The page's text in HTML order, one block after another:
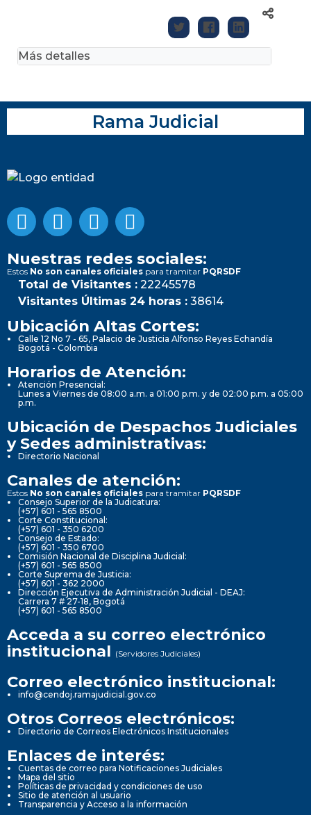
Más detalles
Rama Judicial
Nuestras redes sociales:
Estos No son canales oficiales para tramitar PQRSDF
Total de Visitantes : 22245578
Visitantes Últimas 24 horas : 38614
Ubicación Altas Cortes:
Calle 12 No 7 - 65, Palacio de Justicia Alfonso Reyes Echandía
Bogotá - Colombia
Horarios de Atención:
Atención Presencial:
Lunes a Viernes de 08:00 a.m. a 01:00 p.m. y de 02:00 p.m. a 05:00
p.m.
Ubicación de Despachos Judiciales
y Sedes administrativas:
Directorio Nacional
Canales de atención:
Estos No son canales oficiales para tramitar PQRSDF
Consejo Superior de la Judicatura:
(+57) 601 - 565 8500
Corte Constitucional:
(+57) 601 - 350 6200
Consejo de Estado:
(+57) 601 - 350 6700
Comisión Nacional de Disciplina Judicial:
(+57) 601 - 565 8500
Corte Suprema de Justicia:
(+57) 601 - 362 2000
Dirección Ejecutiva de Administración Judicial - DEAJ:
Carrera 7 # 27-18, Bogotá
(+57) 601 - 565 8500
Acceda a su correo electrónico
institucional (Servidores Judiciales)
Correo electrónico institucional:
info@cendoj.ramajudicial.gov.co
Otros Correos electrónicos:
Directorio de Correos Electrónicos Institucionales
Enlaces de interés:
Cuentas de correo para Notificaciones Judiciales
Mapa del sitio
Políticas de privacidad y condiciones de uso
Sitio de atención al usuario
Transparencia y Acceso a la información